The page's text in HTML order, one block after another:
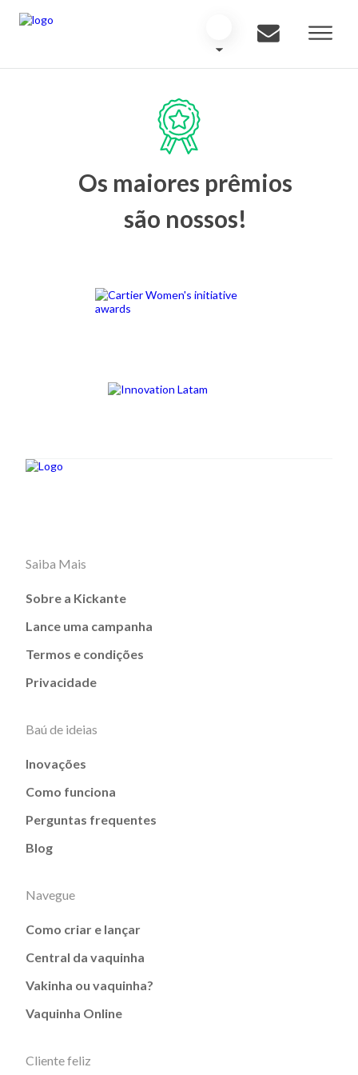
Os maiores prêmios
são nossos!
Saiba Mais
Sobre a Kickante
Lance uma campanha
Termos e condições
Privacidade
Baú de ideias
Inovações
Como funciona
Perguntas frequentes
Blog
Navegue
Como criar e lançar
Central da vaquinha
Vakinha ou vaquinha?
Vaquinha Online
Cliente feliz